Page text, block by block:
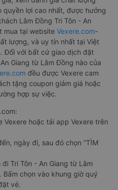
lợi cao nhất, được hưởng
Lâm Đồng Tri Tôn - An
mua tại website Vexere.com-
lượng, và uy tín nhất tại Việt
Đối với bất cứ giao dịch đặt
Giang từ Lâm Đồng nào của
đều được Vexere cam
tặng coupon giảm giá hoặc
hợp sự việc.
Vexere hoặc tải app Vexere trên
ngày đi, sau đó chọn “TÌM
Tri Tôn - An Giang từ Lâm
chọn vào khung giờ quý
vé.